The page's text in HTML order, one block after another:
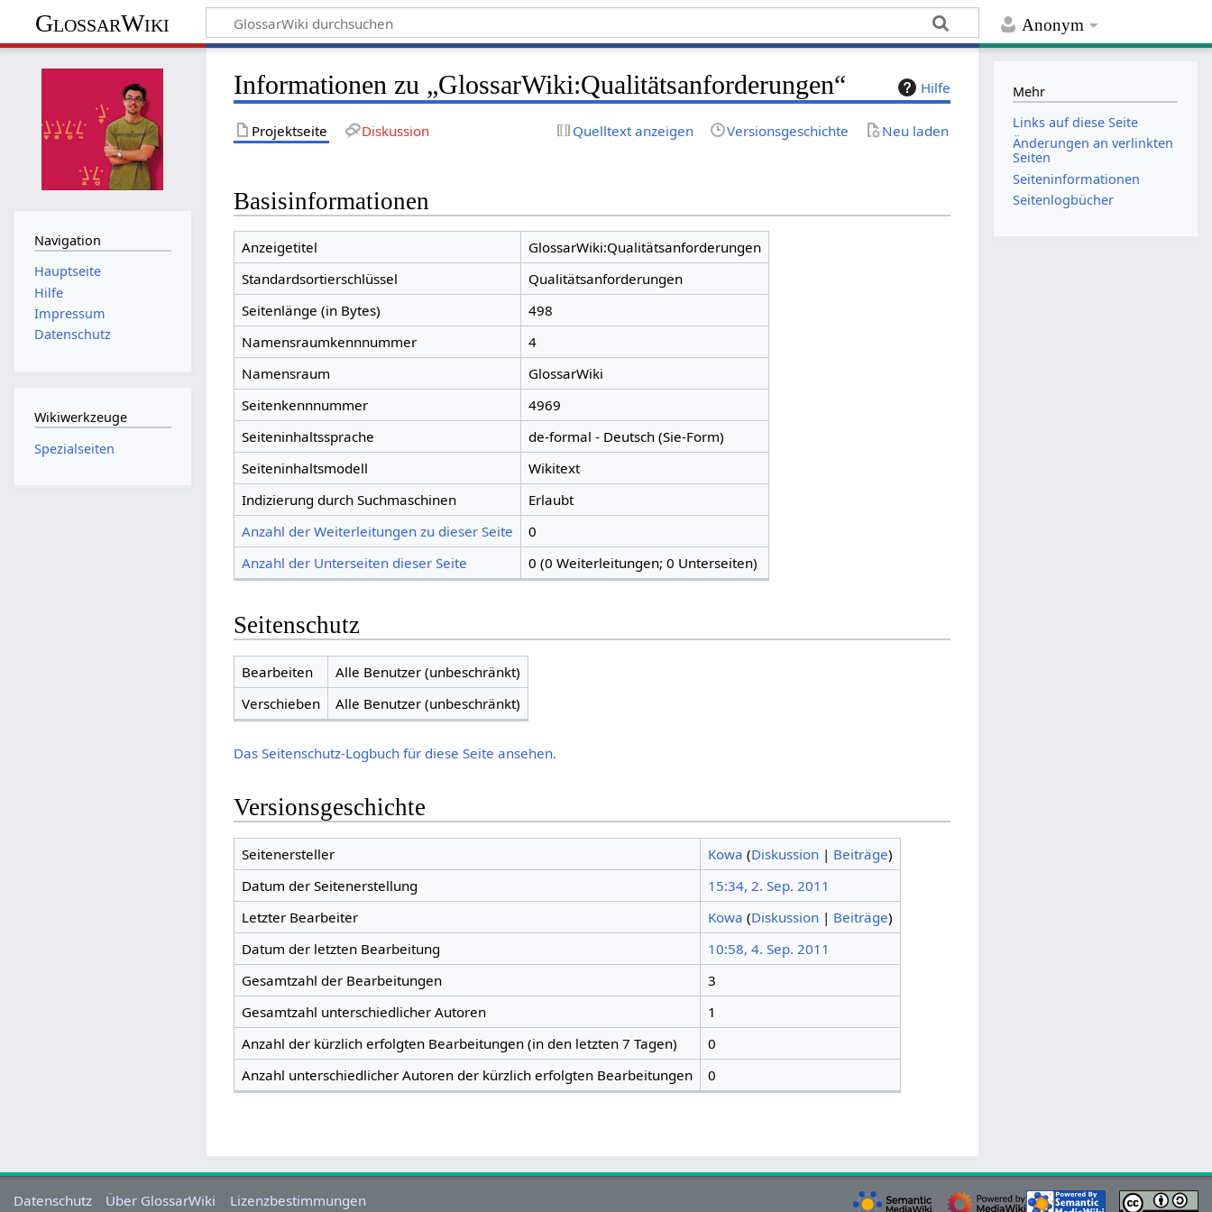
Anonym
GlossarWiki
Hilfe
Informationen zu „GlossarWiki:Qualitätsanforderungen“
Projektseite Diskussion Quelltext anzeigen Versionsgeschichte Neu laden
Basisinformationen
Anzeigetitel
GlossarWiki:Qualitätsanforderungen
Standardsortierschlüssel
Qualitätsanforderungen
Seitenlänge (in Bytes)
498
Namensraumkennnummer
4
Namensraum
GlossarWiki
Seitenkennnummer
4969
Seiteninhaltssprache
de-formal - Deutsch (Sie-Form)
Seiteninhaltsmodell
Wikitext
Indizierung durch Suchmaschinen
Erlaubt
Anzahl der Weiterleitungen zu dieser Seite
0
Anzahl der Unterseiten dieser Seite
0 (0 Weiterleitungen; 0 Unterseiten)
Seitenschutz
Bearbeiten
Alle Benutzer (unbeschränkt)
Verschieben
Alle Benutzer (unbeschränkt)
Das Seitenschutz-Logbuch für diese Seite ansehen.
Versionsgeschichte
Seitenersteller Kowa (Diskussion| Beiträge)
Datum der Seitenerstellung
15:34, 2. Sep. 2011
Letzter Bearbeiter
Kowa (Diskussion| Beiträge)
Datum der letzten Bearbeitung
10:58, 4. Sep. 2011
Gesamtzahl der Bearbeitungen
3
Gesamtzahl unterschiedlicher Autoren
1
Anzahl der kürzlich erfolgten Bearbeitungen (in den letzten 7 Tagen)
0
Anzahl unterschiedlicher Autoren der kürzlich erfolgten Bearbeitungen
0
Navigation
Hauptseite
Hilfe
Impressum
Datenschutz
Wikiwerkzeuge
Spezialseiten
Mehr
Links auf diese Seite
Änderungen an verlinkten
Seiten
Seiten­­informationen
Seitenlogbücher
Datenschutz Über GlossarWiki Lizenzbestimmungen